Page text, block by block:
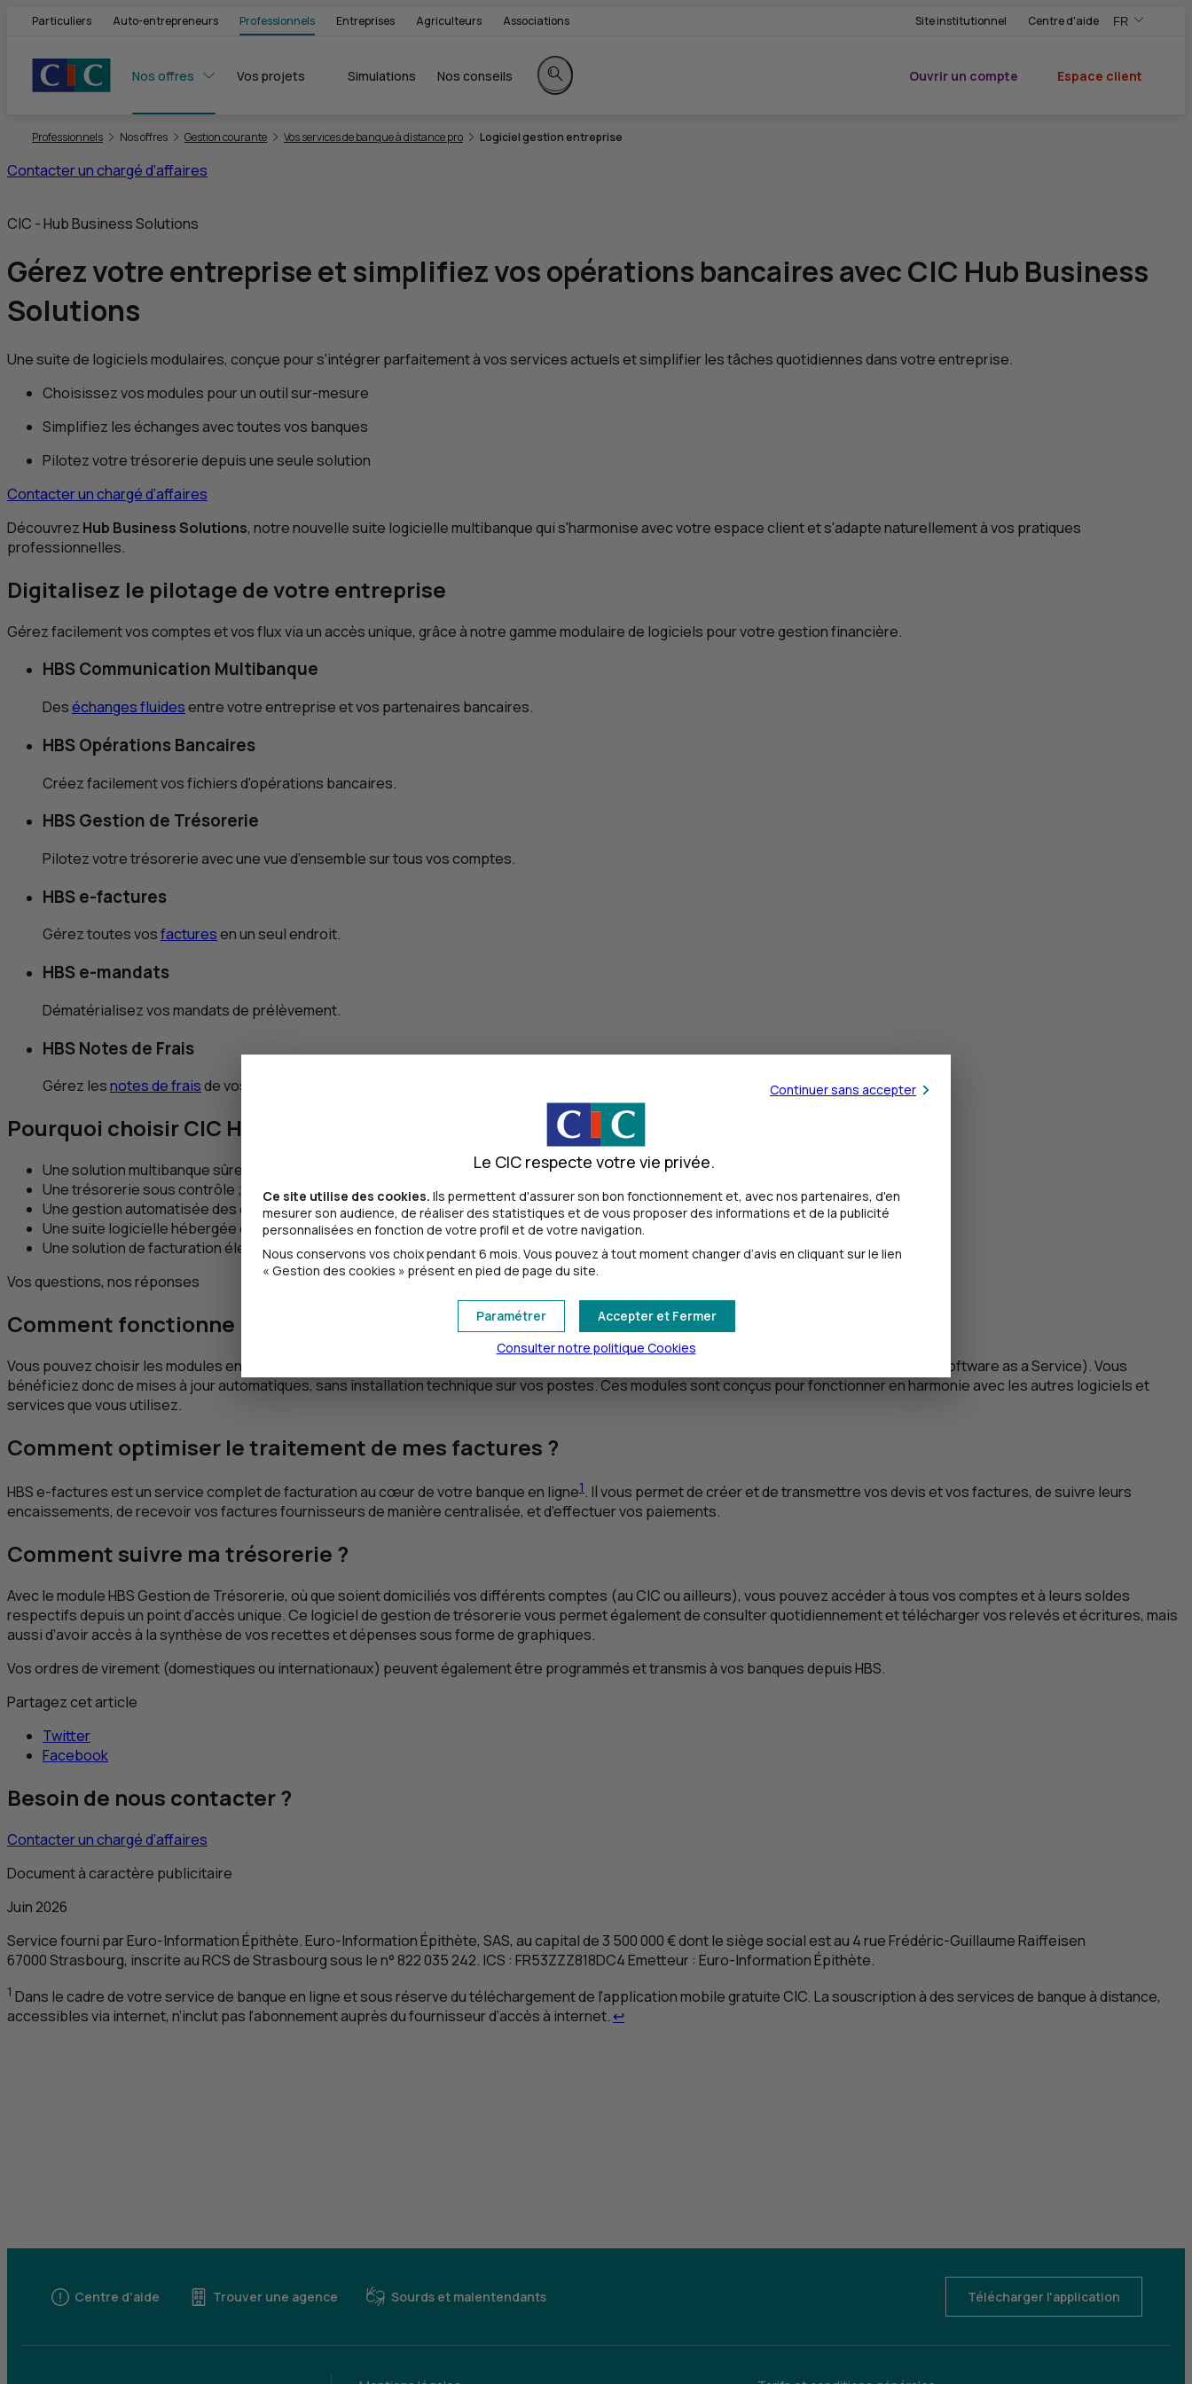
Particuliers Auto-entrepreneurs Professionnels Entreprises Agriculteurs Associations Site institutionnel Centre d'aide FR
,Version
,Changer de
Nos offres Vos projets Simulations Nos conseils
Rechercher sur le site
Ouvrir un compte
Espace client
Professionnels Nos offres Gestion courante Vos services de banque à distance pro Logiciel gestion entreprise
Contacter un chargé d’affaires
CIC -Hub Business Solutions
Gérez votre entrepriseet simplifiez vos opérations bancaires avecCIC Hub Business
Solutions
Une suite de logiciels modulaires, conçue pour s'intégrer parfaitement à vos services actuels et simplifier les tâches quotidiennes dans votre entreprise.
Choisissez vos modules pour un outil sur-mesure
Simplifiez les échanges avec toutes vos banques
Pilotez votre trésorerie depuis une seule solution
Contacter un chargé d’affaires
Découvrez Hub Business Solutions, notre nouvelle suite logicielle multibanque qui s'harmonise avec votre espace client et s'adapte naturellement à vos pratiques
professionnelles.
Digitalisez le pilotage de votre entreprise
Gérez facilement vos comptes et vos flux via un accès unique, grâce à notre gamme modulaire de logiciels pour votre gestion financière.
HBSCommunication Multibanque
Deséchanges fluidesentre votre entreprise et vos partenaires bancaires.
HBSOpérations Bancaires
Créez facilement vos fichiers d'opérations bancaires.
HBSGestion de Trésorerie
Pilotez votre trésorerie avec une vue d’ensemble sur tous vos comptes.
HBSe-factures
Gérez toutes vosfacturesen un seul endroit.
HBSe-mandats
Dématérialisez vos mandats de prélèvement.
HBSNotes de Frais
Gérez lesnotes de fraisde vos collaborateurs.
Pourquoi choisirCIC Hub Business Solutions
Une solution multibanque sûre et sur-mesure ;
Une trésorerie sous contrôle ;
Une gestion automatisée des encaissements ;
Une suite logicielle hébergée et développée en France ;
Une solution de facturation électronique.
Vos questions, nos réponses
Comment fonctionne
Vous pouvez choisir les modules en fonction de vos besoins. Notre suite logicielle Software as a Service). Vous
bénéficiez donc de mises à jour automatiques, sans installation technique sur vos postes. Ces modules sont conçus pour fonctionner en harmonie avec les autres logiciels et
services que vous utilisez.
Comment optimiser le traitement de mes factures ?
HBSe-factures est un service complet de facturation au cœur de votre banque en ligne1. Il vous permet de créer et de transmettre vos devis et vos factures, de suivre leurs
encaissements, de recevoir vos factures fournisseurs de manière centralisée, et d’effectuer vos paiements.
Comment suivre ma trésorerie ?
Avec le moduleHBSGestion de Trésorerie, où que soient domiciliés vos différents comptes (auCICou ailleurs), vous pouvez accéder à tous vos comptes et à leurs soldes
respectifs depuis un point d’accès unique. Ce logiciel de gestion de trésorerie vous permet également de consulter quotidiennement et télécharger vos relevés et écritures, mais
aussi d’avoir accès à la synthèse de vos recettes et dépenses sous forme de graphiques.
Vos ordres de virement (domestiques ou internationaux) peuvent également être programmés et transmis à vos banques depuisHBS.
Partagez cet article
Twitter
Facebook
Besoin de nous contacter ?
Contacter un chargé d’affaires
Document à caractère publicitaire
Juin 2026
Service fourni parEuro-Information Épithète. Euro-Information Épithète, SAS, au capital de 3 500 000 € dont le siège social est au 4 rue Frédéric-Guillaume Raiffeisen
67000 Strasbourg, inscrite auRCSde Strasbourg sous le n° 822 035 242. ICS : FR53ZZZ818DC4 Emetteur : Euro-Information Épithète.
1 Dans le cadre de votre service de banque en ligne et sous réserve du téléchargement de l’application mobile gratuiteCIC. La souscription à des services de banque à distance,
accessibles via internet, n’inclut pas l’abonnement auprès du fournisseur d’accès à internet. ↩Retour au renvoi 1
Centre d'aide Trouver une agence Sourds et malentendants Télécharger l'application
Continuer sans accepter
Le CIC respecte votre vie privée.
Ce site utilise des cookies. Ils permettent d'assurer son bon fonctionnement et, avec nos partenaires, d'en
mesurer son audience, de réaliser des statistiques et de vous proposer des informations et de la publicité
personnalisées en fonction de votre profil et de votre navigation.
Nous conservons vos choix pendant 6 mois. Vous pouvez à tout moment changer d’avis en cliquant sur le lien
« Gestion des cookies » présent en pied de page du site.
Accepter et Fermer
Paramétrer
Consulter notre politique Cookies